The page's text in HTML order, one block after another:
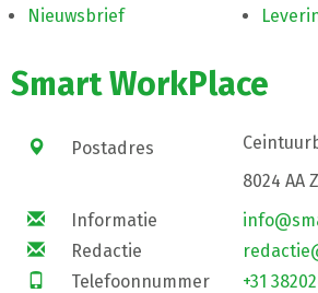
Nieuwsbrief
Smart WorkPlace
Postadres
8024 AA
Informatie
Redactie
Telefoonnummer
+31